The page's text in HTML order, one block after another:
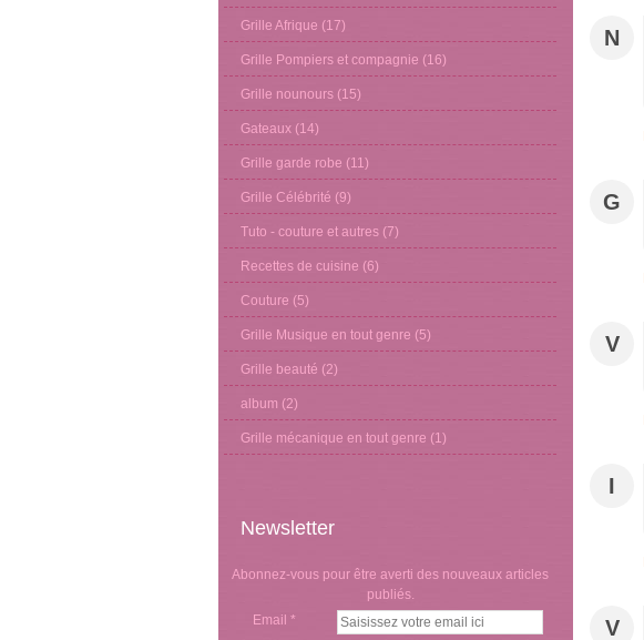
Grille Afrique (17)
Grille Pompiers et compagnie (16)
Grille nounours (15)
Gateaux (14)
Grille garde robe (11)
Grille Célébrité (9)
Tuto - couture et autres (7)
Recettes de cuisine (6)
Couture (5)
Grille Musique en tout genre (5)
Grille beauté (2)
album (2)
Grille mécanique en tout genre (1)
Newsletter
Abonnez-vous pour être averti des nouveaux articles
publiés.
Email
N
G
V
I
V